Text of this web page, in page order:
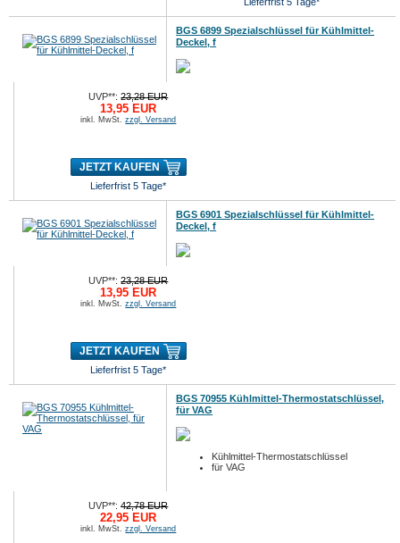
BGS 6899 Spezialschlüssel für Kühlmittel-
Deckel, f
UVP**:23,28 EUR
13,95 EUR
inkl. MwSt.zzgl. Versand
JETZT KAUFEN
Lieferfrist 5 Tage*
BGS 6901 Spezialschlüssel für Kühlmittel-
Deckel, f
UVP**:23,28 EUR
13,95 EUR
inkl. MwSt.zzgl. Versand
JETZT KAUFEN
Lieferfrist 5 Tage*
BGS 70955 Kühlmittel-Thermostatschlüssel,
für VAG
Kühlmittel-Thermostatschlüssel
für VAG
UVP**:42,78 EUR
22,95 EUR
inkl. MwSt.zzgl. Versand